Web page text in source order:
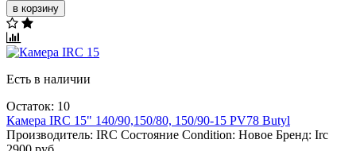
в корзину
Есть в наличии
Остаток: 10
Камера IRC 15" 140/90,150/80, 150/90-15 PV78 Butyl
Производитель: IRC Состояние Condition: Новое Бренд: Irc